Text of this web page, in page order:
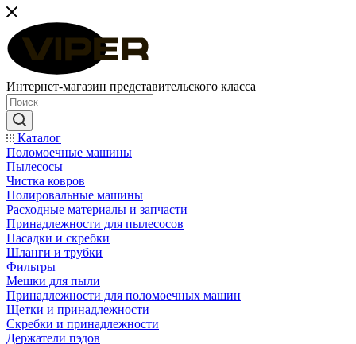
Интернет-магазин представительского класса
Каталог
Поломоечные машины
Пылесосы
Чистка ковров
Полировальные машины
Расходные материалы и запчасти
Принадлежности для пылесосов
Насадки и скребки
Шланги и трубки
Фильтры
Мешки для пыли
Принадлежности для поломоечных машин
Щетки и принадлежности
Скребки и принадлежности
Держатели пэдов